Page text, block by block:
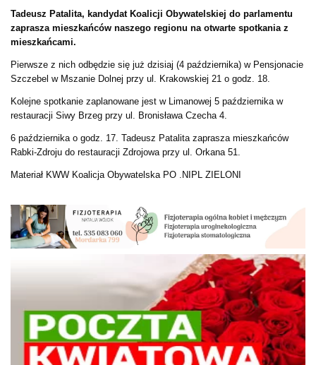
Tadeusz Patalita, kandydat Koalicji Obywatelskiej do parlamentu
zaprasza mieszkańców naszego regionu na otwarte spotkania z
mieszkańcami.
Pierwsze z nich odbędzie się już dzisiaj (4 października) w Pensjonacie
Szczebel w Mszanie Dolnej przy ul. Krakowskiej 21 o godz. 18.
Kolejne spotkanie zaplanowane jest w Limanowej 5 października w
restauracji Siwy Brzeg przy ul. Bronisława Czecha 4.
6 października o godz. 17. Tadeusz Patalita zaprasza mieszkańców
Rabki-Zdroju do restauracji Zdrojowa przy ul. Orkana 51.
Materiał KWW Koalicja Obywatelska PO .NIPL ZIELONI